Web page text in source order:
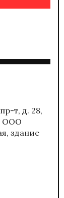
т, д. 28,
ООО
здание